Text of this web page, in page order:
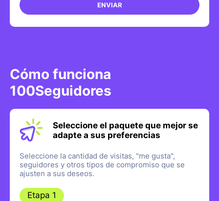
ENVIAR
Cómo funciona
100Seguidores
Seleccione el paquete que mejor se
adapte a sus preferencias
Seleccione la cantidad de visitas, "me gusta",
seguidores y otros tipos de compromiso que se
ajusten a sus deseos.
Etapa 1